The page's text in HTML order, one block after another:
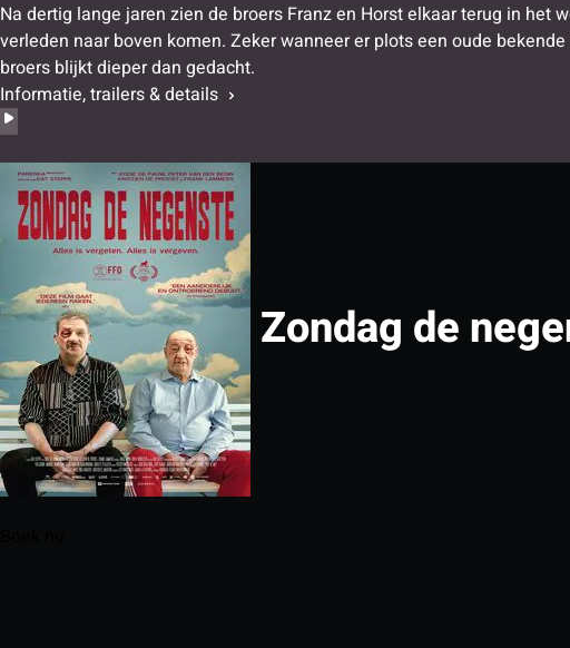
Na dertig lange jaren zien de broers Franz en Horst elkaar terug in
verleden naar boven komen. Zeker wanneer er plots een oude
broers blijkt dieper dan gedacht.
Informatie, trailers & details
Zondag de